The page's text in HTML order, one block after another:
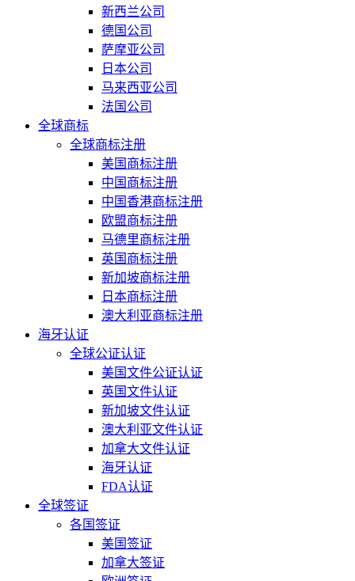
新西兰公司
德国公司
萨摩亚公司
日本公司
马来西亚公司
法国公司
全球商标
全球商标注册
美国商标注册
中国商标注册
中国香港商标注册
欧盟商标注册
马德里商标注册
英国商标注册
新加坡商标注册
日本商标注册
澳大利亚商标注册
海牙认证
全球公证认证
美国文件公证认证
英国文件认证
新加坡文件认证
澳大利亚文件认证
加拿大文件认证
海牙认证
FDA认证
全球签证
各国签证
美国签证
加拿大签证